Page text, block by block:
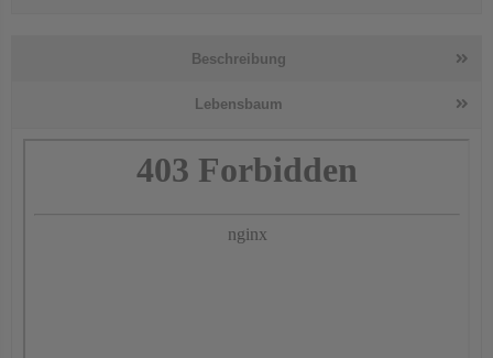
Beschreibung
Lebensbaum